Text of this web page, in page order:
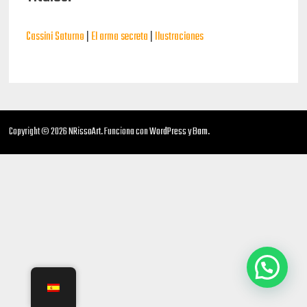
Cassini Saturno|El arma secreta|Ilustraciones
Copyright © 2026NRissoArt. Funciona conWordPressyBam.